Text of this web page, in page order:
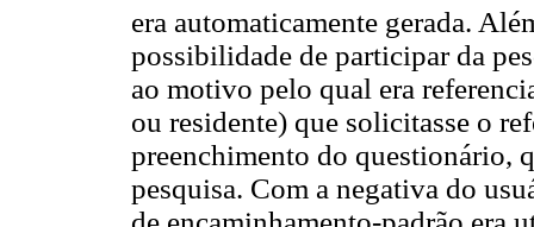
era automaticamente gerada.
possibilidade de participar da
ao motivo pelo qual era
ou residente) que solicitasse o
preenchimento do questionário,
pesquisa. Com a negativa do